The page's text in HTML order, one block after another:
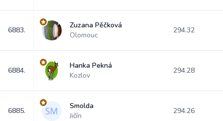
6883.
Zuzana Pěčková
Olomouc
294.32
6884.
Hanka Pekná
Kozlov
294.28
6885.
Smolda
Jičín
294.26